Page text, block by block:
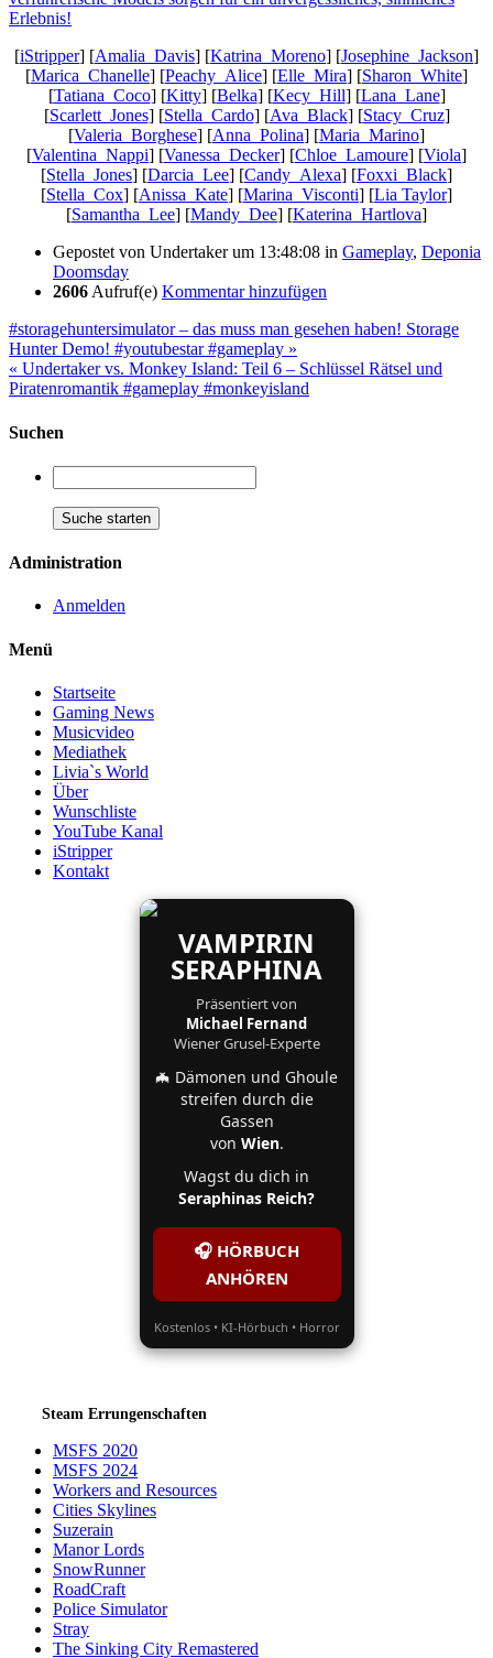
[iStripper] [Amalia_Davis] [Katrina_Moreno] [Josephine_Jackson]
[Marica_Chanelle] [Peachy_Alice] [Elle_Mira] [Sharon_White]
[Tatiana_Coco] [Kitty] [Belka] [Kecy_Hill] [Lana_Lane]
[Scarlett_Jones] [Stella_Cardo] [Ava_Black] [Stacy_Cruz]
[Valeria_Borghese] [Anna_Polina] [Maria_Marino]
[Valentina_Nappi] [Vanessa_Decker] [Chloe_Lamoure] [Viola]
[Stella_Jones] [Darcia_Lee] [Candy_Alexa] [Foxxi_Black]
[Stella_Cox] [Anissa_Kate] [Marina_Visconti] [Lia Taylor]
[Samantha_Lee] [Mandy_Dee] [Katerina_Hartlova]
Gepostet von Undertakerum 13:48:08 in Gameplay, Deponia
Doomsday
2606 Aufruf(e) Kommentar hinzufügen
#storagehuntersimulator – das muss man gesehen haben! Storage
Hunter Demo! #youtubestar #gameplay »
« Undertaker vs. Monkey Island: Teil 6 – Schlüssel Rätsel und
Piratenromantik #gameplay #monkeyisland
Suchen
Administration
Anmelden
Menü
Startseite
Gaming News
Musicvideo
Mediathek
Livia`s World
Über
Wunschliste
YouTube Kanal
iStripper
Kontakt
VAMPIRIN
SERAPHINA
Präsentiert von
Michael Fernand
Wiener Grusel-Experte
🦇 Dämonen und Ghoule
streifen durch die
Gassen
von Wien.
Wagst du dich in
Seraphinas Reich?
🎧 HÖRBUCH
ANHÖREN
Kostenlos • KI-Hörbuch • Horror
Steam Errungenschaften
MSFS 2020
MSFS 2024
Workers and Resources
Cities Skylines
Suzerain
Manor Lords
SnowRunner
RoadCraft
Police Simulator
Stray
The Sinking City Remastered